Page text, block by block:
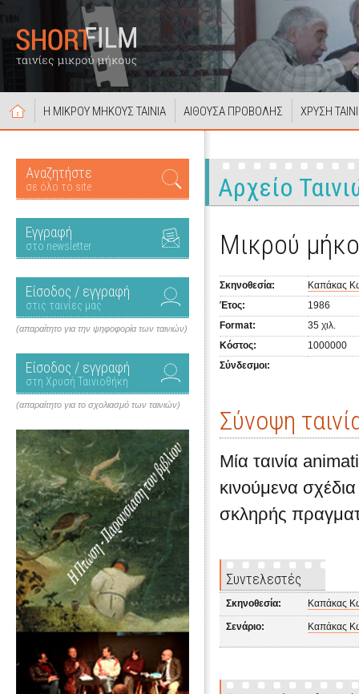
Η ΜΙΚΡΟΥ ΜΗΚΟΥΣ ΤΑΙΝΙΑ ΑΙΘΟΥΣΑ ΠΡΟΒΟΛΗΣ ΧΡΥΣΗ
Αναζητήστε
σε όλο το site
Εγγραφή
στο newsletter
Είσοδος / εγγραφή
στις ταινίες μας
(απαραίτητο για την ψηφοφορία των ταινιών)
Είσοδος / εγγραφή
στη Χρυσή Ταινιοθήκη
(απαραίτητο για το σχολιασμό των ταινιών)
Αρχείο
Μικρού
Σκηνοθεσία:
Καπάκας
Έτος:
1986
Format:
35 χιλ.
Κόστος:
1000000
Σύνδεσμοι:
Σύνοψη
Μία ταινία
κινούμενα
σκληρής
Συντελεστές
Σκηνοθεσία: Καπάκας
Σενάριο: Καπάκας